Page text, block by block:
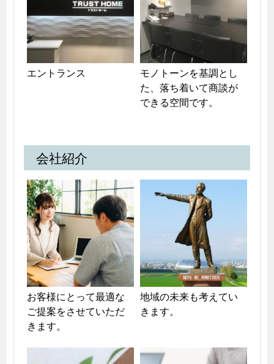
エントランス
モノトーンを基調とし
た、落ち着いて商談が
できる空間です。
会社紹介
お客様にとって最適な
ご提案をさせていただ
きます。
地域の未来も考えてい
きます。